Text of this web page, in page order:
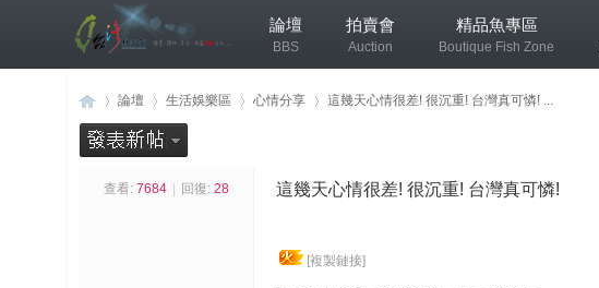
論壇
BBS
拍賣會
Auction
精品魚專區
Boutique Fish Zone
錦鯉協會專區 錦鯉討論專區
論壇
›
生活娛樂區 心情分享
›
這幾天心情很差! 很沉重! 台灣真可憐! ...
查看: 7684 回復: 28 這幾天心情很差! 很沉重! 台灣真可憐!
[複製鏈接]